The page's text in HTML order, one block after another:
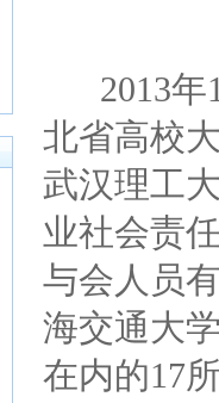
2013年
北省高校
武汉理工
业社会责
与会人员
海交通大
在内的17